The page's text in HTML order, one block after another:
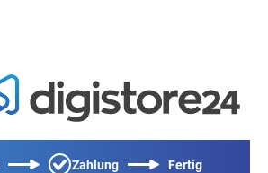
Zahlung Fertig